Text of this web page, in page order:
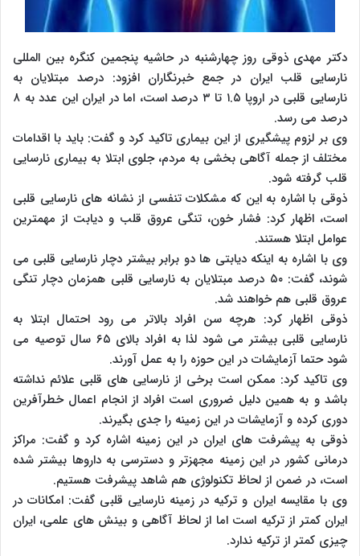
دکتر مهدی ذوقی روز چهارشنبه در حاشیه پنجمین کنگره بین المللی
نارسایی قلب ایران در جمع خبرنگاران افزود: درصد مبتلایان به
نارسایی قلبی در اروپا ۱.۵ تا ۳ درصد است، اما در ایران این عدد به ۸
درصد می رسد.
وی بر لزوم پیشگیری از این بیماری تاکید کرد و گفت: باید با اقدامات
مختلف از جمله آگاهی بخشی به مردم، جلوی ابتلا به بیماری نارسایی
قلب گرفته شود.
ذوقی با اشاره به این که مشکلات تنفسی از نشانه های نارسایی قلبی
است، اظهار کرد: فشار خون، تنگی عروق قلب و دیابت از مهمترین
عوامل ابتلا هستند.
وی با اشاره به اینکه دیابتی ها دو برابر بیشتر دچار نارسایی قلبی می
شوند، گفت: ۵۰ درصد مبتلایان به نارسایی قلبی همزمان دچار تنگی
عروق قلبی هم خواهند شد.
ذوقی اظهار کرد: هرچه سن افراد بالاتر می رود احتمال ابتلا به
نارسایی قلبی بیشتر می شود لذا به افراد بالای ۶۵ سال توصیه می
شود حتما آزمایشات در این حوزه را به عمل آورند.
وی تاکید کرد: ممکن است برخی از نارسایی های قلبی علائم نداشته
باشد و به همین دلیل ضروری است افراد از انجام اعمال خطرآفرین
دوری کرده و آزمایشات در این زمینه را جدی بگیرند.
ذوقی به پیشرفت های ایران در این زمینه اشاره کرد و گفت: مراکز
درمانی کشور در این زمینه مجهزتر و دسترسی به داروها بیشتر شده
است، در ضمن از لحاظ تکنولوژی هم شاهد پیشرفت هستیم.
وی با مقایسه ایران و ترکیه در زمینه نارسایی قلبی گفت: امکانات در
ایران کمتر از ترکیه است اما از لحاظ آگاهی و بینش های علمی، ایران
چیزی کمتر از ترکیه ندارد.